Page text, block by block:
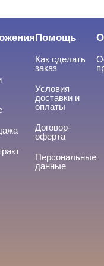
бренда
Филипп
Помощь
Как сделать
заказ
Условия
доставки и
оплаты
Договор-
оферта
Персональные
данные